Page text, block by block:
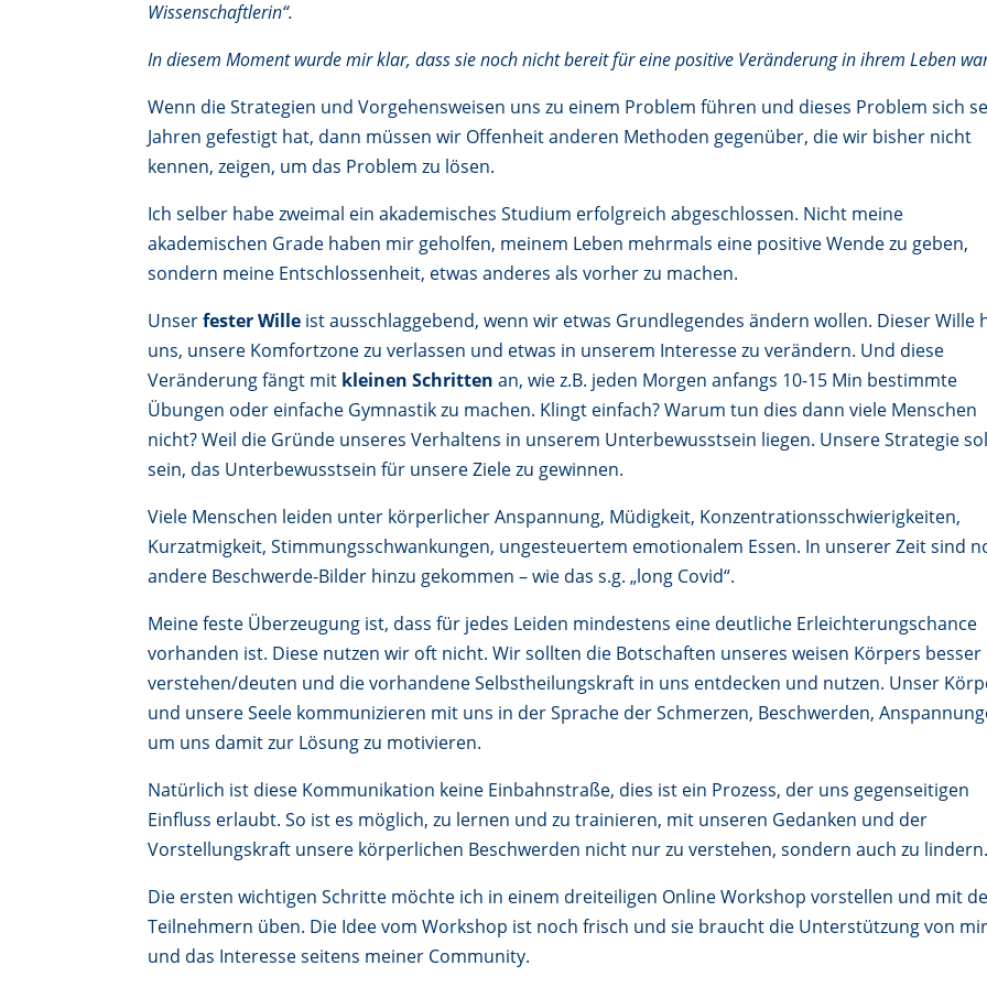
Wissenschaftlerin“.
In diesem Moment wurde mir klar, dass sie noch nicht bereit für eine positive Veränderung in ihrem Leben
Wenn die Strategien und Vorgehensweisen uns zu einem Problem führen und dieses Problem sich
Jahren gefestigt hat, dann müssen wir Offenheit anderen Methoden gegenüber, die wir bisher nicht
kennen, zeigen, um das Problem zu lösen.
Ich selber habe zweimal ein akademisches Studium erfolgreich abgeschlossen. Nicht meine
akademischen Grade haben mir geholfen, meinem Leben mehrmals eine positive Wende zu geben,
sondern meine Entschlossenheit, etwas anderes als vorher zu machen.
Unserfester Wille ist ausschlaggebend, wenn wir etwas Grundlegendes ändern wollen. Dieser Wille
uns, unsere Komfortzone zu verlassen und etwas in unserem Interesse zu verändern. Und diese
Veränderung fängt mit kleinen Schritten an, wie z.B. jeden Morgen anfangs 10-15 Min bestimmte
Übungen oder einfache Gymnastik zu machen. Klingt einfach? Warum tun dies dann viele Menschen
nicht? Weil die Gründe unseres Verhaltens in unserem Unterbewusstsein liegen. Unsere Strategie
sein, das Unterbewusstsein für unsere Ziele zu gewinnen.
Viele Menschen leiden unter körperlicher Anspannung, Müdigkeit, Konzentrationsschwierigkeiten,
Kurzatmigkeit, Stimmungsschwankungen, ungesteuertem emotionalem Essen. In unserer Zeit sind
andere Beschwerde-Bilder hinzu gekommen – wie das s.g. „long Covid“.
Meine feste Überzeugung ist, dass für jedes Leiden mindestens eine deutliche Erleichterungschance
vorhanden ist. Diese nutzen wir oft nicht. Wir sollten die Botschaften unseres weisen Körpers besser
verstehen/deuten und die vorhandene Selbstheilungskraft in uns entdecken und nutzen. Unser
und unsere Seele kommunizieren mit uns in der Sprache der Schmerzen, Beschwerden,
um uns damit zur Lösung zu motivieren.
Natürlich ist diese Kommunikation keine Einbahnstraße, dies ist ein Prozess, der uns gegenseitigen
Einfluss erlaubt. So ist es möglich, zu lernen und zu trainieren, mit unseren Gedanken und der
Vorstellungskraft unsere körperlichen Beschwerden nicht nur zu verstehen, sondern auch zu lindern.
Die ersten wichtigen Schritte möchte ich in einem dreiteiligen Online Workshop vorstellen und mit
Teilnehmern üben. Die Idee vom Workshop ist noch frisch und sie braucht die Unterstützung von mir
und das Interesse seitens meiner Community.